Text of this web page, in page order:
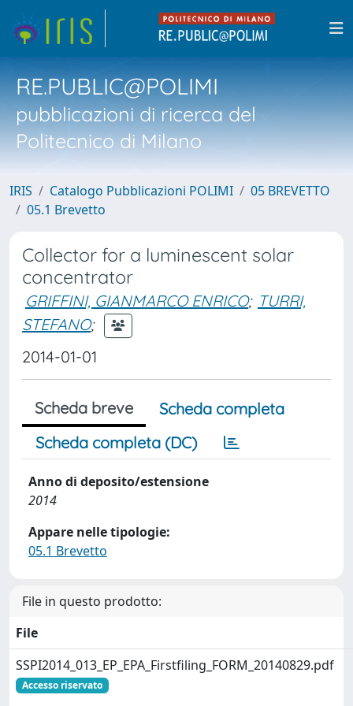
RE.PUBLIC@POLIMI
pubblicazioni di ricerca del
Politecnico di Milano
IRIS Catalogo Pubblicazioni POLIMI
05 BREVETTO
05.1 Brevetto
Collector for a luminescent solar
concentrator
GRIFFINI, GIANMARCO ENRICO; TURRI,
STEFANO;
2014-01-01
Scheda breve
Scheda completa
Scheda completa (DC)
Anno di deposito/estensione
2014
Appare nelle tipologie:
05.1 Brevetto
File in questo prodotto:
File
SSPI2014_013_EP_EPA_Firstfiling_FORM_20140829.pdf
Accesso riservato